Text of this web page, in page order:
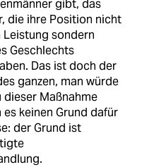
gibt, das
die ihre Position nicht
sondern
Geschlechts
Das ist doch der
ganzen, man würde
Maßnahme
keinen Grund dafür
der Grund ist